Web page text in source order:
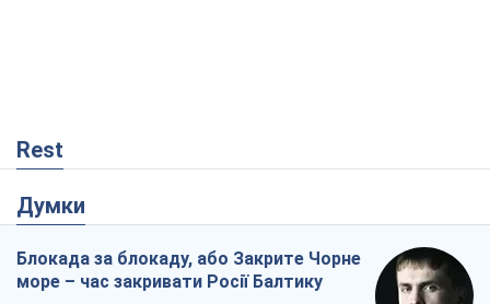
Rest
Думки
Блокада за блокаду, або Закрите Чорне
море – час закривати Росії Балтику